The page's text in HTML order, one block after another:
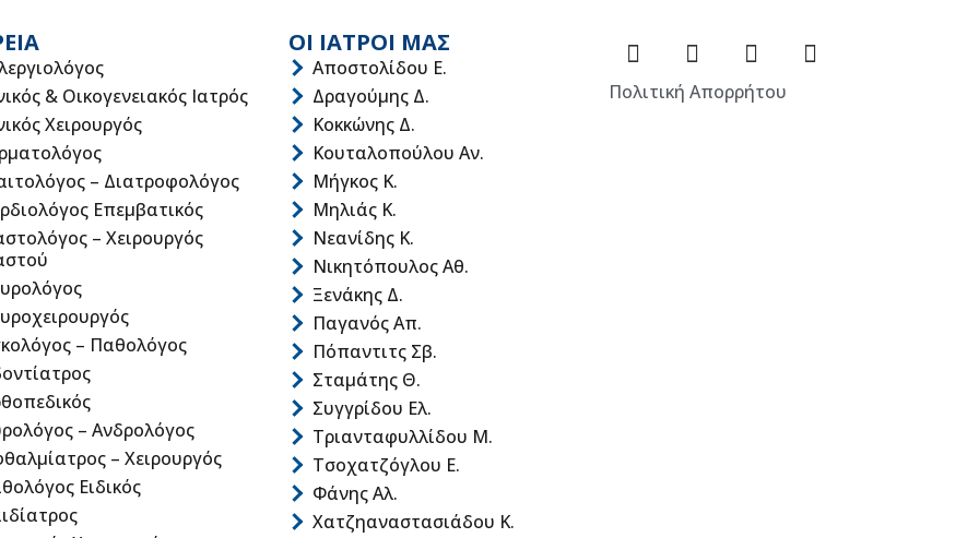
& Οικογενειακός Ιατρός
Χειρουργός
– Διατροφολόγος
Επεμβατικός
– Χειρουργός
– Παθολόγος
– Ανδρολόγος
– Χειρουργός
Ειδικός
ΟΙ ΙΑΤΡΟΙ ΜΑΣ
Αποστολίδου Ε.
Δραγούμης Δ.
Κοκκώνης Δ.
Κουταλοπούλου Αν.
Μήγκος Κ.
Μηλιάς Κ.
Νεανίδης Κ.
Νικητόπουλος Αθ.
Ξενάκης Δ.
Παγανός Απ.
Πόπαντιτς Σβ.
Σταμάτης Θ.
Συγγρίδου Ελ.
Τριανταφυλλίδου Μ.
Τσοχατζόγλου Ε.
Φάνης Αλ.
Χατζηαναστασιάδου Κ.
Πολιτική Απορρήτου